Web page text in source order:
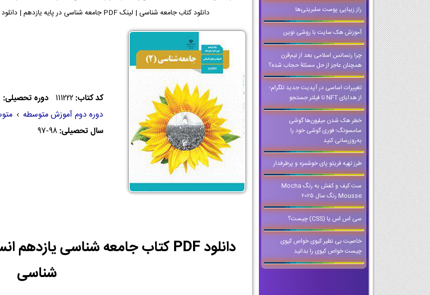
راز زیبایی پوست سلبریتی‌ها
آموزش هک سایت با روشی نوین
چرا رنسانس اسلامی بعد از نیم‌قرن
همچنان عاجز از حل مسئلۀ حجاب شده؟
تغییرات اساسی در آپدیت جدید تلگرام؛
از هدایای NFT تا فیلتر جستجو
خطر هک شدن میلیون‌ها گوشی
سامسونگ؛ فوری گوشی خود را
به‌روزرسانی کنید
طرز تهیه فریتو پای خوشمزه و پرطرفدار
ست کیف و کفش به رنگ Mocha
Mousse رنگ سال 2025
سی اس اس یا (CSS) چیست؟
خاصیت بی نظیر کیوی خواص کیوی
چیست خواص کیوی را بدانید
دانلود کتاب جامعه شناسی | لینک PDF جامعه شناسی در پایه یازدهم | دانلود PDF کتاب جامعه شناسی می توانید دریافت کنید.
کد کتاب:111222 دوره تحصیلی:
دوره دوم آموزش متوسطه ›
سال تحصیلی:97-98
شناسی